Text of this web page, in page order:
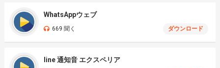
WhatsAppウェブ
669 聞く ダウンロード
line 通知音 エクスペリア